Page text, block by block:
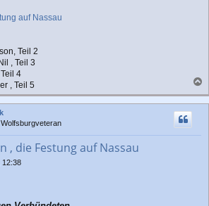
auf Nassau
Teil 2
, Teil 3
4
, Teil 5
a
c
, die Festung auf Nassau
12:38